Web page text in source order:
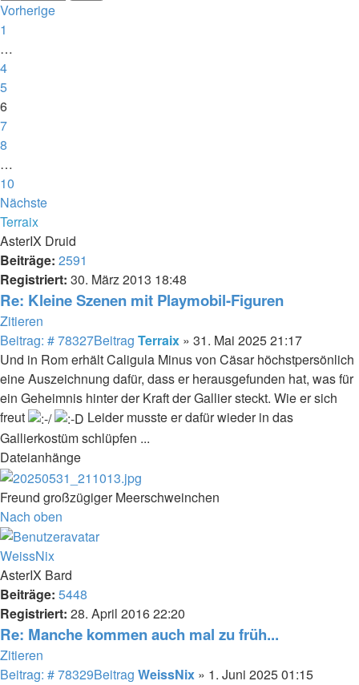
Vorherige
1
…
4
5
6
7
8
…
10
Nächste
Terraix
AsterIX Druid
Beiträge: 2591
Registriert: 30. März 2013 18:48
Re: Kleine Szenen mit Playmobil-Figuren
Zitieren
Beitrag: # 78327Beitrag Terraix » 31. Mai 2025 21:17
Und in Rom erhält Caligula Minus von Cäsar höchstpersönlich
eine Auszeichnung dafür, dass er herausgefunden hat, was für
ein Geheimnis hinter der Kraft der Gallier steckt. Wie er sich
freut
Leider musste er dafür wieder in das
Gallierkostüm schlüpfen ...
Dateianhänge
Freund großzügiger Meerschweinchen
Nach oben
WeissNix
AsterIX Bard
Beiträge: 5448
Registriert: 28. April 2016 22:20
Re: Manche kommen auch mal zu früh...
Zitieren
Beitrag: # 78329Beitrag WeissNix » 1. Juni 2025 01:15